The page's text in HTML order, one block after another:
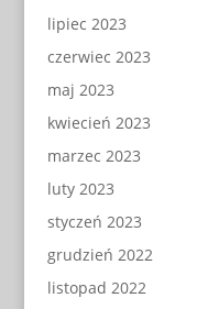
lipiec 2023
czerwiec 2023
maj 2023
kwiecień 2023
marzec 2023
luty 2023
styczeń 2023
grudzień 2022
listopad 2022